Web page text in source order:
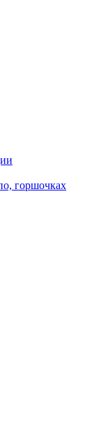
горшочках